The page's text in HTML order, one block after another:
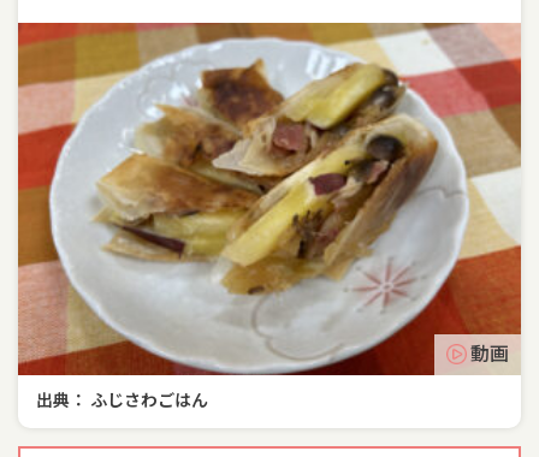
動画
出典： ふじさわごはん